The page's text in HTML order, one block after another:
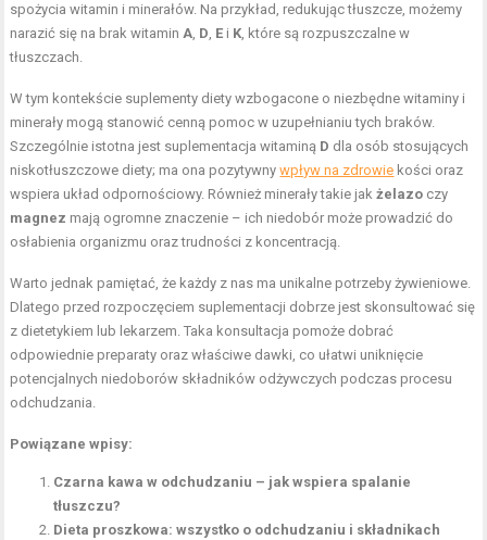
spożycia witamin i minerałów. Na przykład, redukując tłuszcze, możemy
narazić się na brak witaminA, D, E i K, które są rozpuszczalne w
tłuszczach.
W tym kontekście suplementy diety wzbogacone o niezbędne witaminy i
minerały mogą stanowić cenną pomoc w uzupełnianiu tych braków.
Szczególnie istotna jest suplementacja witaminą D dla osób stosujących
niskotłuszczowe diety; ma ona pozytywnywpływ na zdrowie kości oraz
wspiera układ odpornościowy. Również minerały takie jakżelazo czy
magnez mają ogromne znaczenie – ich niedobór może prowadzić do
osłabienia organizmu oraz trudności z koncentracją.
Warto jednak pamiętać, że każdy z nas ma unikalne potrzeby żywieniowe.
Dlatego przed rozpoczęciem suplementacji dobrze jest skonsultować się
z dietetykiem lub lekarzem. Taka konsultacja pomoże dobrać
odpowiednie preparaty oraz właściwe dawki, co ułatwi uniknięcie
potencjalnych niedoborów składników odżywczych podczas procesu
odchudzania.
Powiązane wpisy:
Czarna kawa w odchudzaniu – jak wspiera spalanie
tłuszczu?
Dieta proszkowa: wszystko o odchudzaniu i składnikach